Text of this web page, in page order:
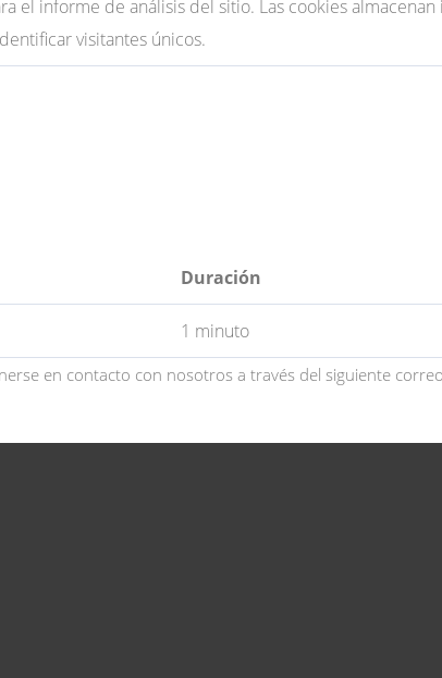
el informe de análisis del sitio. Las cookies
visitantes únicos.
Duración
1 minuto
en contacto con nosotros a través del siguiente